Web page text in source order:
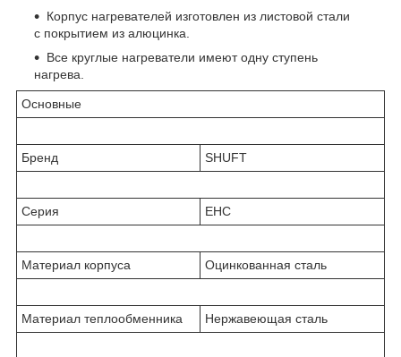
Корпус нагревателей изготовлен из листовой стали
с покрытием из алюцинка.
Все круглые нагреватели имеют одну ступень
нагрева.
Основные
Бренд SHUFT
Серия EHC
Материал корпуса Оцинкованная сталь
Материал теплообменника Нержавеющая сталь